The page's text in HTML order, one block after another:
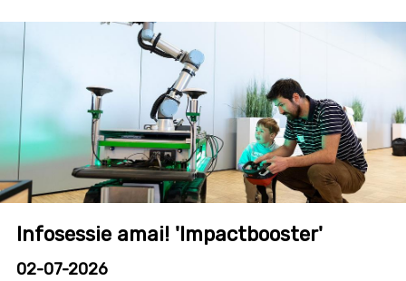
Infosessie amai! 'Impactbooster'
02-07-2026